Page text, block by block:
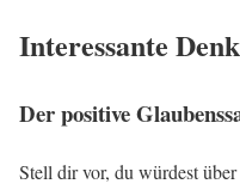
Interessante
Der positive
Stell dir vor, du würdest